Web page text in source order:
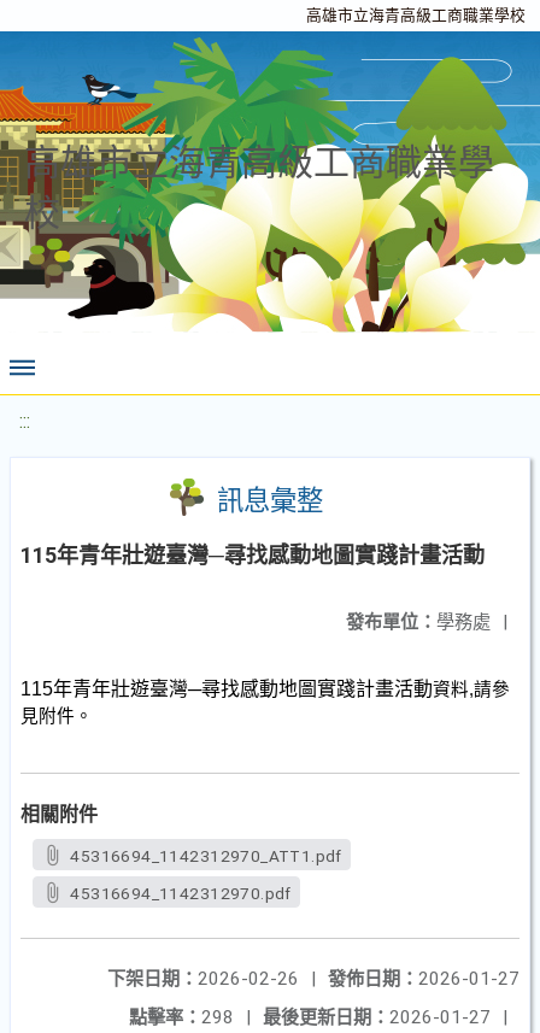
高雄市立海青高級工商職業學校
高雄市立海青高級工商職業學
校
:::
訊息彙整
115年青年壯遊臺灣─尋找感動地圖實踐計畫活動
發布單位： 學務處 |
115年青年壯遊臺灣─尋找感動地圖實踐計畫活動資料,請參
見附件。
相關附件
45316694_1142312970_ATT1.pdf
45316694_1142312970.pdf
發佈日期： 2026-01-27
下架日期： 2026-02-26
|
最後更新日期： 2026-01-27 |
點擊率： 298 |